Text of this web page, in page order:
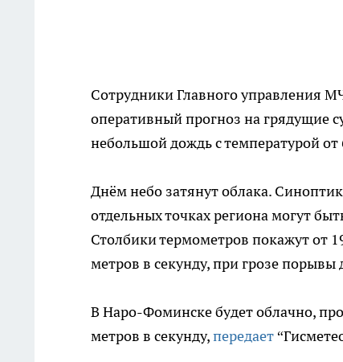
Сотрудники Главного управления
оперативный прогноз на грядущие
небольшой дождь с температурой от
Днём небо затянут облака.
отдельных точках региона могут
Столбики термометров покажут от
метров в секунду, при грозе порывы
В Наро-Фоминске будет облачно,
метров в секунду,передает